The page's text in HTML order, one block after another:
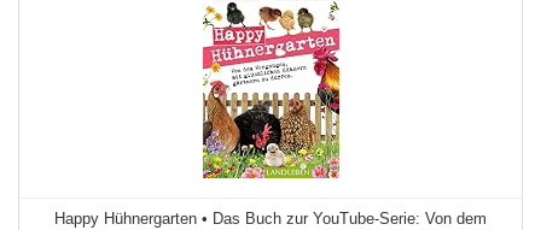
Happy Hühnergarten • Das Buch zur YouTube-Serie: Von dem